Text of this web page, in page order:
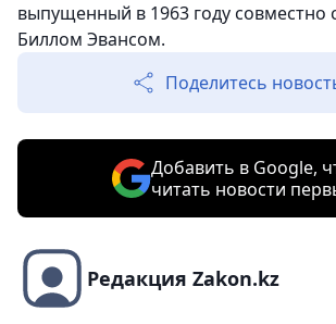
выпущенный в 1963 году совместно
Биллом Эвансом.
Поделитесь
Добавить в Google,
читать новости
Редакция Zakon.kz